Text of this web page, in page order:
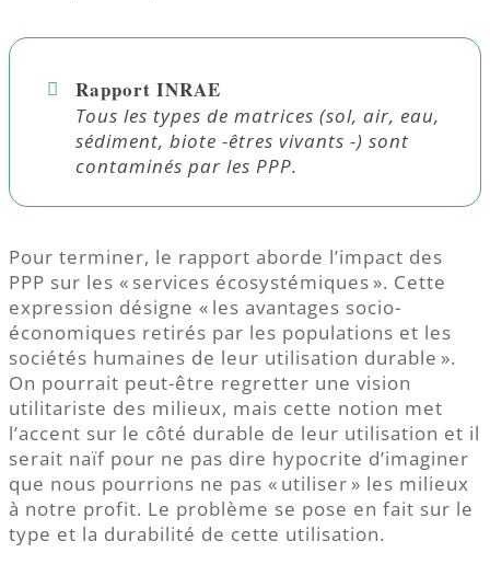
Rapport INRAE
Tous les types de matrices (sol, air, eau,
sédiment, biote -êtres vivants -) sont
contaminés par les PPP.
Pour terminer, le rapport aborde l’impact des
PPP sur les « services écosystémiques ». Cette
expression désigne « les avantages socio-
économiques retirés par les populations et les
sociétés humaines de leur utilisation durable ».
On pourrait peut-être regretter une vision
utilitariste des milieux, mais cette notion met
l’accent sur le côté durable de leur utilisation et il
serait naïf pour ne pas dire hypocrite d’imaginer
que nous pourrions ne pas « utiliser » les milieux
à notre profit. Le problème se pose en fait sur le
type et la durabilité de cette utilisation.